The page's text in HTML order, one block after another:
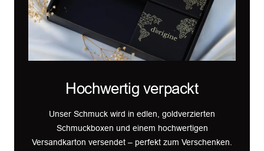
Hochwertig verpackt
Unser Schmuck wird in edlen, goldverzierten
Schmuckboxen und einem hochwertigen
Versandkarton versendet – perfekt zum Verschenken.